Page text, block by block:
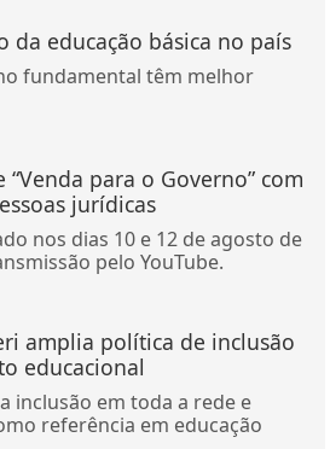
da educação básica no país
fundamental têm melhor
para o Governo” com
jurídicas
nos dias 10 e 12 de agosto de
pelo YouTube.
amplia política de inclusão
educacional
inclusão em toda a rede e
referência em educação